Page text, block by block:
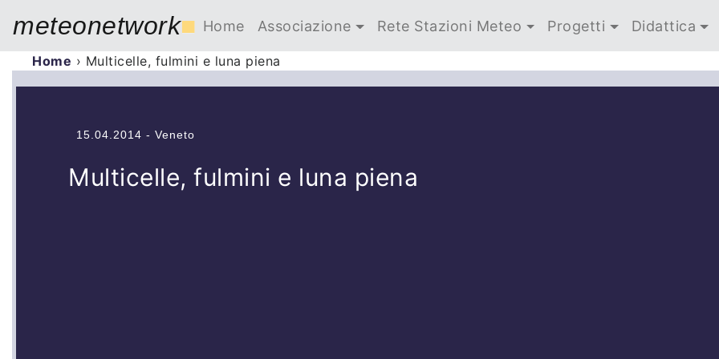
meteonetwork■ Home Associazione Rete Stazioni Meteo Progetti Didattica
Home › Multicelle, fulmini e luna piena
15.04.2014 - Veneto
Multicelle, fulmini e luna piena